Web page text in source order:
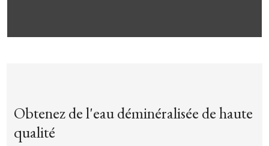
Obtenez de l'eau déminéralisée de haute
qualité